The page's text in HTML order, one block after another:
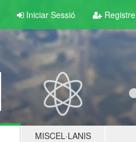
Iniciar Sessió Registre
MISCEL·LANIS